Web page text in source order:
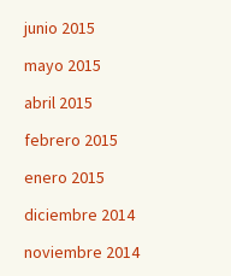
junio 2015
mayo 2015
abril 2015
febrero 2015
enero 2015
diciembre 2014
noviembre 2014